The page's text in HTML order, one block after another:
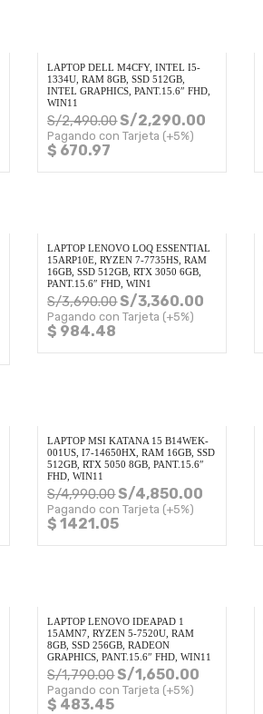
LAPTOP DELL M4CFY, INTEL I5-
1334U, RAM 8GB, SSD 512GB,
INTEL GRAPHICS, PANT.15.6″ FHD,
WIN11
S/2,490.00S/2,290.00
Pagando con Tarjeta (+5%)
$ 670.97
LAPTOP LENOVO LOQ ESSENTIAL
15ARP10E, RYZEN 7-7735HS, RAM
16GB, SSD 512GB, RTX 3050 6GB,
PANT.15.6″ FHD, WIN1
S/3,690.00S/3,360.00
Pagando con Tarjeta (+5%)
$ 984.48
LAPTOP MSI KATANA 15 B14WEK-
001US, I7-14650HX, RAM 16GB, SSD
512GB, RTX 5050 8GB, PANT.15.6″
FHD, WIN11
S/4,990.00S/4,850.00
Pagando con Tarjeta (+5%)
$ 1421.05
LAPTOP LENOVO IDEAPAD 1
15AMN7, RYZEN 5-7520U, RAM
8GB, SSD 256GB, RADEON
GRAPHICS, PANT.15.6″ FHD, WIN11
S/1,790.00S/1,650.00
Pagando con Tarjeta (+5%)
$ 483.45